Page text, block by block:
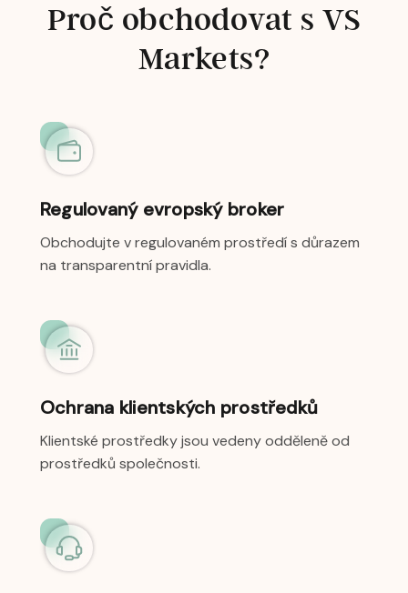
Proč obchodovat s VS
Markets?
Regulovaný evropský broker
Obchodujte v regulovaném prostředí s důrazem
na transparentní pravidla.
Ochrana klientských prostředků
Klientské prostředky jsou vedeny odděleně od
prostředků společnosti.